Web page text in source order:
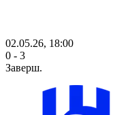
02.05.26, 18:00
0 - 3
Заверш.